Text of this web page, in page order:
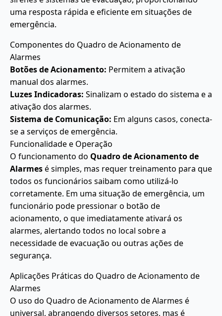
uma resposta rápida e eficiente em situações de
emergência.
Componentes do Quadro de Acionamento de
Alarmes
Botões de Acionamento: Permitem a ativação
manual dos alarmes.
Luzes Indicadoras: Sinalizam o estado do sistema e a
ativação dos alarmes.
Sistema de Comunicação: Em alguns casos, conecta-
se a serviços de emergência.
Funcionalidade e Operação
O funcionamento do Quadro de Acionamento de
Alarmesé simples, mas requer treinamento para que
todos os funcionários saibam como utilizá-lo
corretamente. Em uma situação de emergência, um
funcionário pode pressionar o botão de
acionamento, o que imediatamente ativará os
alarmes, alertando todos no local sobre a
necessidade de evacuação ou outras ações de
segurança.
Aplicações Práticas do Quadro de Acionamento de
Alarmes
O uso do Quadro de Acionamento de Alarmes é
universal, abrangendo diversos setores, mas é